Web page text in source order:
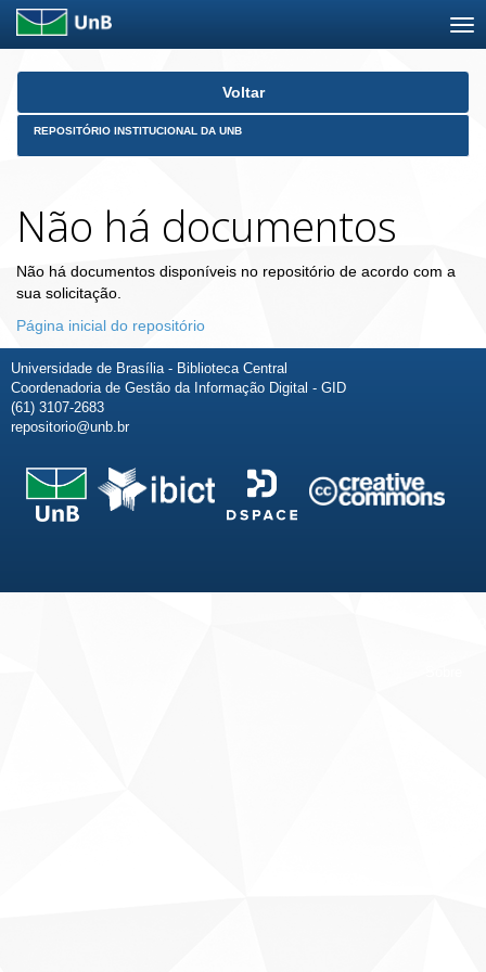
Skip
Voltar
REPOSITÓRIO INSTITUCIONAL DA UNB
Não há documentos
Não há documentos disponíveis no repositório de acordo com a
sua solicitação.
Página inicial do repositório
Universidade de Brasília - Biblioteca Central
Coordenadoria de Gestão da Informação Digital - GID
(61) 3107-2683
repositorio@unb.br